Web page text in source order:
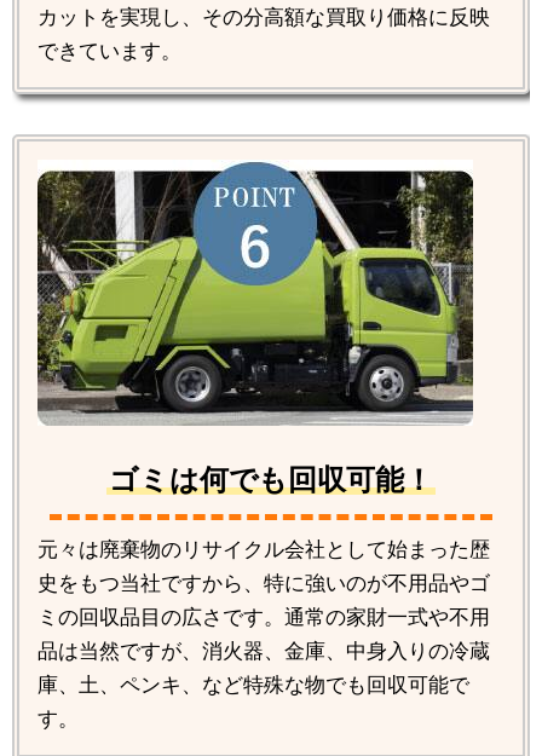
カットを実現し、その分高額な買取り価格に反映
できています。
ゴミは何でも回収可能！
元々は廃棄物のリサイクル会社として始まった歴
史をもつ当社ですから、特に強いのが不用品やゴ
ミの回収品目の広さです。通常の家財一式や不用
品は当然ですが、消火器、金庫、中身入りの冷蔵
庫、土、ペンキ、など特殊な物でも回収可能で
す。